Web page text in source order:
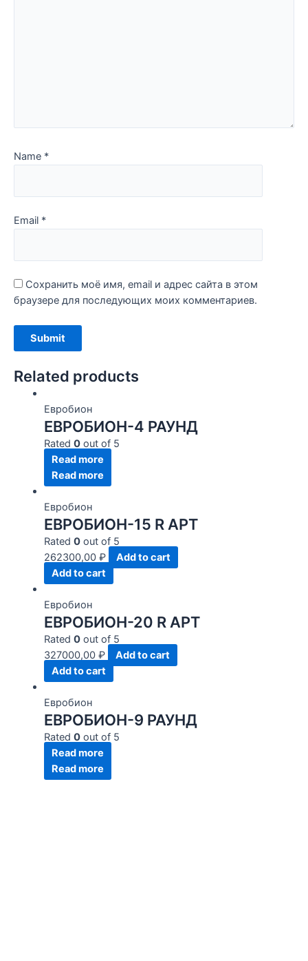
Name *
Email *
Сохранить моё имя, email и адрес сайта в этом
браузере для последующих моих комментариев.
Related products
Евробион
ЕВРОБИОН-4 РАУНД
Rated 0out of 5
Read more
Read more
Евробион
ЕВРОБИОН-15 R АРТ
Rated 0out of 5
262300,00 ₽
Add to cart
Add to cart
Евробион
ЕВРОБИОН-20 R АРТ
Rated 0out of 5
327000,00 ₽
Add to cart
Add to cart
Евробион
ЕВРОБИОН-9 РАУНД
Rated 0out of 5
Read more
Read more